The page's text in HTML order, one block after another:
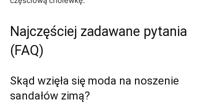
Najczęściej zadawane pytania
(FAQ)
Skąd wzięła się moda na noszenie
sandałów zimą?